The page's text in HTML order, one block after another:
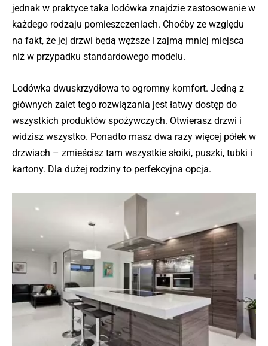
jednak w praktyce taka lodówka znajdzie zastosowanie w
każdego rodzaju pomieszczeniach. Choćby ze względu
na fakt, że jej drzwi będą węższe i zajmą mniej miejsca
niż w przypadku standardowego modelu.
Lodówka dwuskrzydłowa to ogromny komfort. Jedną z
głównych zalet tego rozwiązania jest łatwy dostęp do
wszystkich produktów spożywczych. Otwierasz drzwi i
widzisz wszystko. Ponadto masz dwa razy więcej półek w
drzwiach – zmieścisz tam wszystkie słoiki, puszki, tubki i
kartony. Dla dużej rodziny to perfekcyjna opcja.